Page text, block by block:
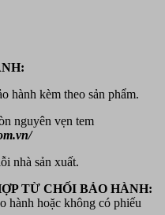
kèm theo sản phẩm.
nguyên vẹn tem
sản xuất.
TỪ CHỐI BẢO HÀNH:
hành hoặc không có phiếu